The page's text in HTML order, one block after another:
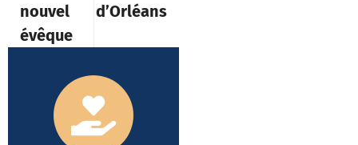
nouvel
évêque
d’Orléans